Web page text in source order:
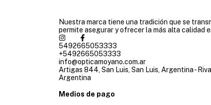
Nuestra marca tiene una tradición que se
permite asegurar y ofrecer la más alta calidad
5492665053333
+5492665053333
info@opticamoyano.com.ar
Artigas 844, San Luis, San Luis, Argentina -
Argentina
Medios de pago